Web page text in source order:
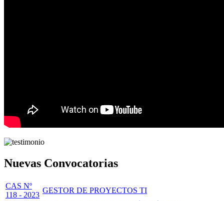
Nuevas Convocatorias
CAS Nº
118 - 2023
GESTOR DE PROYECTOS TI